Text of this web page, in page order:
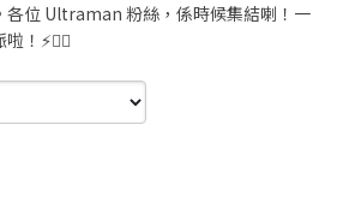
各位 Ultraman 粉絲，係時候集結喇！一
！⚡️🦸‍♂️